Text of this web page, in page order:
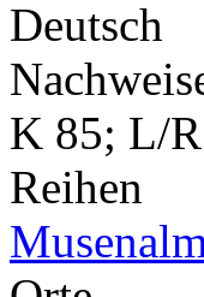
Deutsch
K 85; L/
Reihen